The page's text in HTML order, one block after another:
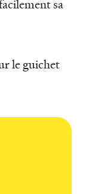
sa
le guichet